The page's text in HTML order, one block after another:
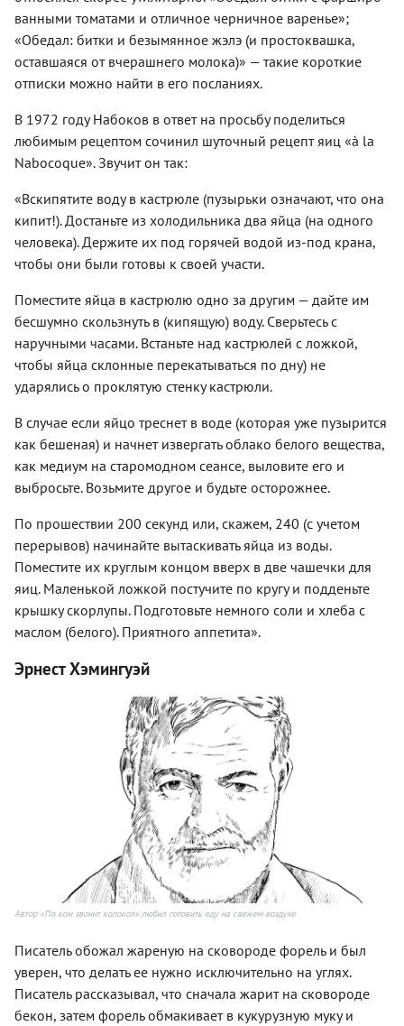
ванными томатами и отличное черничное варенье»;
«Обедал: битки и безымянное жэлэ (и простоквашка,
оставшаяся от вчераш­него молока)» — такие короткие
отписки можно найти в его посланиях.
В 1972 году Набоков в ответ на просьбу поделиться
любимым рецептом сочинил шуточный рецепт яиц «à la
Nabocoque». Звучит он так:
«Вскипятите воду в кастрюле (пузырьки означают, что она
кипит!). Достаньте из холодильника два яйца (на одного
человека). Держите их под горячей водой из-под крана,
чтобы они были готовы к своей участи.
Поместите яйца в кастрюлю одно за другим — дайте им
бесшумно скользнуть в (кипящую) воду. Сверьтесь с
наручными часами. Встаньте над кастрюлей с ложкой,
чтобы яйца склонные перекатываться по дну) не
ударялись о проклятую стенку кастрюли.
В случае если яйцо треснет в воде (которая уже пузырится
как бешеная) и начнет извергать облако белого вещества,
как медиум на старомодном сеансе, выловите его и
выбросьте. Возьмите другое и будьте осторожнее.
По прошествии 200 секунд или, скажем, 240 (с учетом
перерывов) начинайте вытаскивать яйца из воды.
Поместите их круглым концом вверх в две чашечки для
яиц. Маленькой ложкой постучите по кругу и подденьте
крышку скорлупы. Подготовьте немного соли и хлеба с
маслом (белого). Приятного аппетита».
Эрнест Хэмингуэй
Автор «По ком звонит колокол» любил готовить еду на свежем воздухе
Писатель обожал жареную на сковороде форель и был
уверен, что делать ее нужно исключительно на углях.
Писатель рассказывал, что сначала жарит на сковороде
бекон, затем форель обмакивает в кукурузную муку и